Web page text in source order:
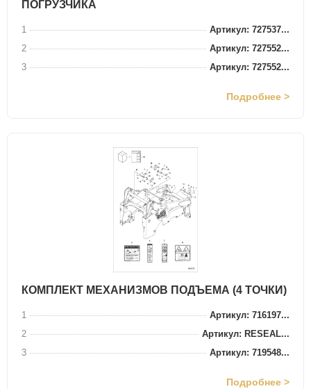
ПОГРУЗЧИКА
1
Артикул: 727537...
2
Артикул: 727552...
3
Артикул: 727552...
Подробнее >
КОМПЛЕКТ МЕХАНИЗМОВ ПОДЪЕМА (4 ТОЧКИ)
1
Артикул: 716197...
2
Артикул: RESEAL...
3
Артикул: 719548...
Подробнее >